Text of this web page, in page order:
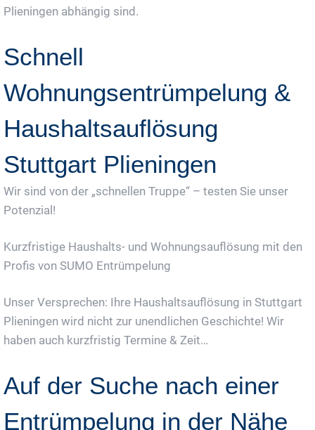
Plieningen abhängig sind.
Schnell
Wohnungsentrümpelung &
Haushaltsauflösung
Stuttgart Plieningen
Wir sind von der „schnellen Truppe“ – testen Sie unser
Potenzial!
Kurzfristige Haushalts- und Wohnungsauflösung mit den
Profis von SUMO Entrümpelung
Unser Versprechen: Ihre Haushaltsauflösung in Stuttgart
Plieningen wird nicht zur unendlichen Geschichte! Wir
haben auch kurzfristig Termine & Zeit…
Auf der Suche nach einer
Entrümpelung in der Nähe